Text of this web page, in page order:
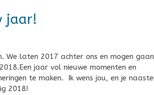
jaar!
We laten 2017 achter ons en mogen gaan
jaar vol nieuwe momenten en
te maken. Ik wens jou, en je
2018!